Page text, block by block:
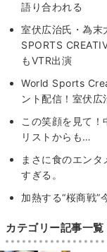
語り合われる
室伏広治氏・為末
SPORTS
もVTR出演
World Sports
ント配信！室伏
この笑顔を見て
リストからも…
まさに食のエン
すぎる。
加熱する“桜商戦”
カテゴリー記事一覧